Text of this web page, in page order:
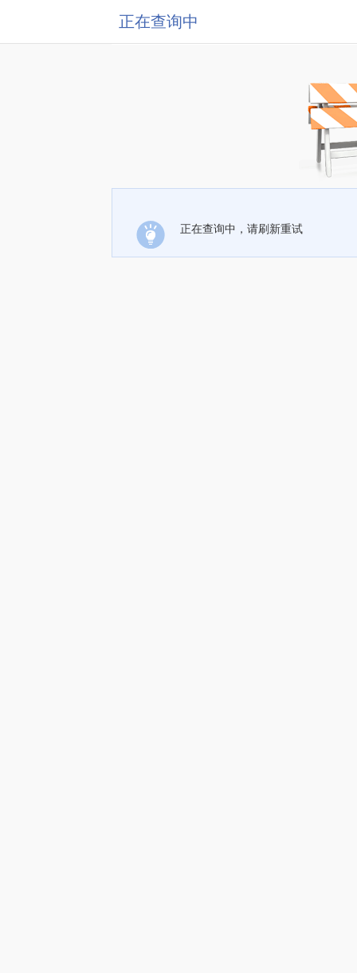
正在查询中
正在查询中，请刷新重试